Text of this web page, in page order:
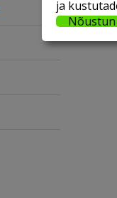
ja
Nõustun